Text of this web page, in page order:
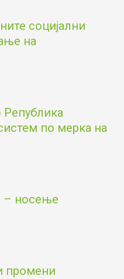
социјални
на
Република
по мерка на
– носење
промени